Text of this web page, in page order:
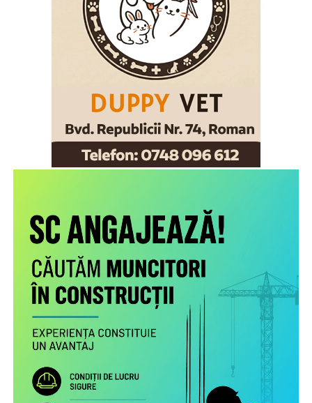
2026) și pentru a crește gradul de conștientizare privind
importanța alimentației la sân ca pilon fundamental al
sănătății publice.
Comunicat DSP Neamț